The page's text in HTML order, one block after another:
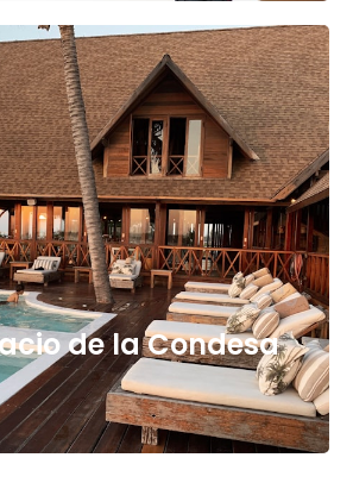
de la Condesa